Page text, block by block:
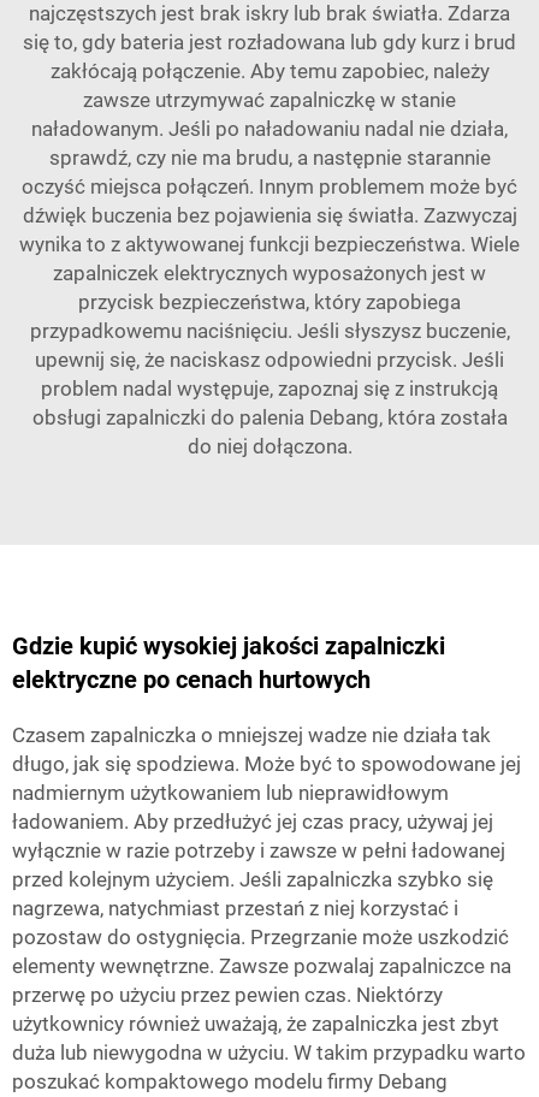
najczęstszych jest brak iskry lub brak światła. Zdarza
się to, gdy bateria jest rozładowana lub gdy kurz i brud
zakłócają połączenie. Aby temu zapobiec, należy
zawsze utrzymywać zapalniczkę w stanie
naładowanym. Jeśli po naładowaniu nadal nie działa,
sprawdź, czy nie ma brudu, a następnie starannie
oczyść miejsca połączeń. Innym problemem może być
dźwięk buczenia bez pojawienia się światła. Zazwyczaj
wynika to z aktywowanej funkcji bezpieczeństwa. Wiele
zapalniczek elektrycznych wyposażonych jest w
przycisk bezpieczeństwa, który zapobiega
przypadkowemu naciśnięciu. Jeśli słyszysz buczenie,
upewnij się, że naciskasz odpowiedni przycisk. Jeśli
problem nadal występuje, zapoznaj się z instrukcją
obsługi zapalniczki do palenia Debang, która została
do niej dołączona.
Gdzie kupić wysokiej jakości zapalniczki
elektryczne po cenach hurtowych
Czasem zapalniczka o mniejszej wadze nie działa tak
długo, jak się spodziewa. Może być to spowodowane jej
nadmiernym użytkowaniem lub nieprawidłowym
ładowaniem. Aby przedłużyć jej czas pracy, używaj jej
wyłącznie w razie potrzeby i zawsze w pełni ładowanej
przed kolejnym użyciem. Jeśli zapalniczka szybko się
nagrzewa, natychmiast przestań z niej korzystać i
pozostaw do ostygnięcia. Przegrzanie może uszkodzić
elementy wewnętrzne. Zawsze pozwalaj zapalniczce na
przerwę po użyciu przez pewien czas. Niektórzy
użytkownicy również uważają, że zapalniczka jest zbyt
duża lub niewygodna w użyciu. W takim przypadku warto
poszukać kompaktowego modelu firmy Debang